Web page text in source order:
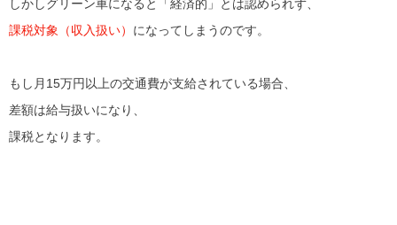
しかしグリーン車になると「経済的」とは認められず、
課税対象（収入扱い） になってしまうのです。
もし月15万円以上の交通費が支給されている場合、
差額は給与扱いになり、
課税となります。